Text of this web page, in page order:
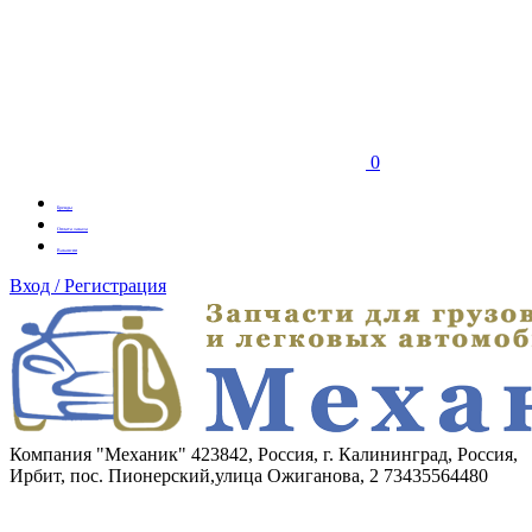
0
Бренды
Оплата заказа
Вакансии
Вход / Регистрация
Компания "Механик" 423842, Россия, г. Калининград, Россия,
Ирбит, пос. Пионерский,улица Ожиганова, 2 73435564480